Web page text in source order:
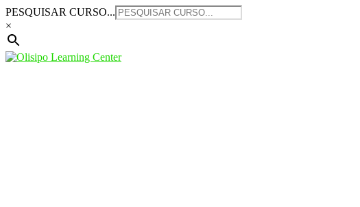
Saltar
para
o
conteúdo
PESQUISAR CURSO...
×